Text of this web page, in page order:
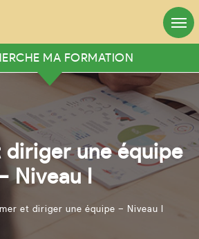
8h:30 - 12:30 / 13h:30 - 18h
VOTRE FORMATION
Rechercher
MA FORMATION
diriger une équipe
Niveau I
et diriger une équipe – Niveau I